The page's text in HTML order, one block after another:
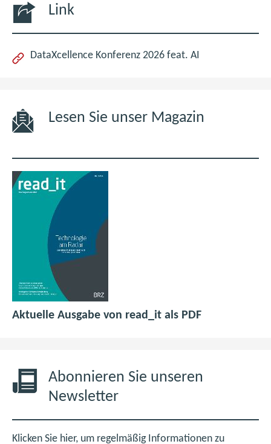
Link
DataXcellence Konferenz 2026 feat. AI
Lesen Sie unser Magazin
Aktuelle Ausgabe von read_it als PDFp
,
B
(
n
i
m
Abonnieren Sie unseren
Newsletter
Klicken Sie hier, um regelmäßig Informationen zu